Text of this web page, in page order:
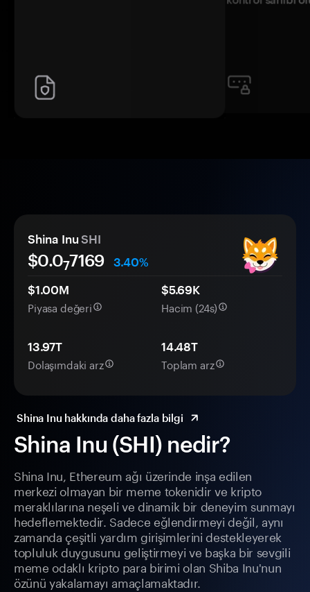
Shina Inu (SHI) nedir?
Shina Inu, Ethereum ağı üzerinde inşa edilen
merkezi olmayan bir meme tokenidir ve kripto
meraklılarına neşeli ve dinamik bir deneyim sunmayı
hedeflemektedir. Sadece eğlendirmeyi değil, aynı
zamanda çeşitli yardım girişimlerini destekleyerek
topluluk duygusunu geliştirmeyi ve başka bir sevgili
meme odaklı kripto para birimi olan Shiba Inu'nun
özünü yakalamayı amaçlamaktadır.
Shina Inu SHI
$0.077169
3.40%
$1.00M
Piyasa değeri
$5.69K
Hacim (24s)
13.97T
Dolaşımdaki arz
14.48T
Toplam arz
Shina Inu hakkında daha fazla bilgi